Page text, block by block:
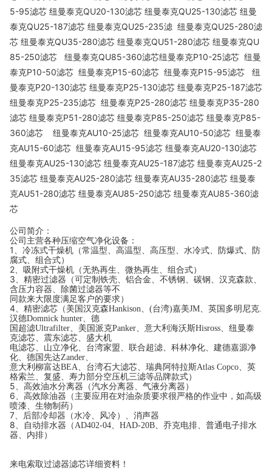
5-95滤芯 纽曼泰克QU20-130滤芯 纽曼泰克QU25-130滤芯 纽曼
泰克QU25-187滤芯 纽曼泰克QU25-235滤 纽曼泰克QU25-280滤
芯 纽曼泰克QU35-280滤芯 纽曼泰克QU51-280滤芯 纽曼泰克QU
85-250滤芯 纽曼泰克QU85-360滤芯纽曼泰克P10-25滤芯 纽曼
泰克P10-50滤芯 纽曼泰克P15-60滤芯 纽曼泰克P15-95滤芯 纽
曼泰克P20-130滤芯 纽曼泰克P25-130滤芯 纽曼泰克P25-187滤芯
纽曼泰克P25-235滤芯 纽曼泰克P25-280滤芯 纽曼泰克P35-280
滤芯 纽曼泰克P51-280滤芯 纽曼泰克P85-250滤芯 纽曼泰克P85-
360滤芯 纽曼泰克AU10-25滤芯 纽曼泰克AU10-50滤芯 纽曼泰
克AU15-60滤芯 纽曼泰克AU15-95滤芯 纽曼泰克AU20-130滤芯
纽曼泰克AU25-130滤芯 纽曼泰克AU25-187滤芯 纽曼泰克AU25-2
35滤芯 纽曼泰克AU25-280滤芯 纽曼泰克AU35-280滤芯 纽曼泰
克AU51-280滤芯 纽曼泰克AU85-250滤芯 纽曼泰克AU85-360滤
芯
公司简介：
公司主营各种压缩空气净化设备：
1 、冷冻式干燥机（常温型、高温型、高压型、水冷式、防爆式、防
腐式、组合式）
2、吸附式干燥机（无热再生、微热再生、组合式）
3、精密过滤器（可定制铁壳、铝合金、不锈钢、碳钢、汉克森款、
含压力容器、除菌过滤器等不
同款来大限度满足客户的要求）
4、精密滤芯（美国汉克森Hankison、(台湾)嘉美JM、英国多明尼克.
汉德Domnick hunter、德
国超滤Ultrafilter、美国派克Panker、意大利海沃斯Hisross、纽曼泰
克滤芯、震东滤芯、盛大机
电滤芯、山立净化、台湾家盟、联合超滤、科林净化、建德嘉源净
化、德国先达Zander、
意大利柳富达BEA、台湾石大滤芯、瑞典阿特拉斯Atlas Copco、英
格索兰、复盛、寿力部分空压机三滤等品牌款式）
5、高效油水分离器（汽水分离器、气液分离器）
6、高效除油器（主要应用在对油杂质要求很严格的作业中，如高级
喷漆、生物制药）
7、后部冷却器（水冷、风冷）、消声器
8、自动排水器（AD402-04、HAD-20B、乔克电排、普通电子排水
器、内排）
来电索取过滤器滤芯详细资料！